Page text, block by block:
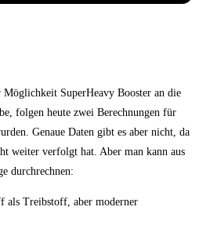
SuperHeavy Booster an die
folgen heute zwei Berechnungen für
Genaue Daten gibt es aber nicht, da
weiter verfolgt hat. Aber man kann aus
durchrechnen:
als Treibstoff, aber moderner